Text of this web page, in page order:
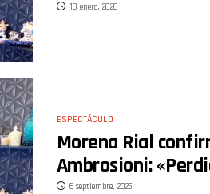
10 enero, 2026
ESPECTÁCULO
Morena Rial
Ambrosioni:
6 septiembre, 2025